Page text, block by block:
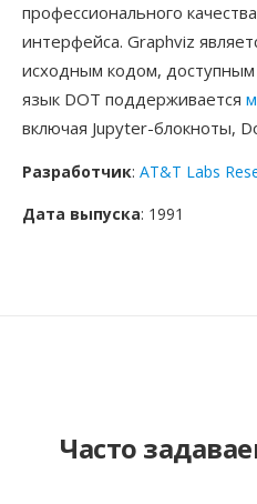
профессионального
интерфейса. Graphviz
исходным кодом, доступным
язык DOT поддерживается
включая Jupyter-блокноты,
Разработчик: AT&T Labs
Дата выпуска: 1991
Часто